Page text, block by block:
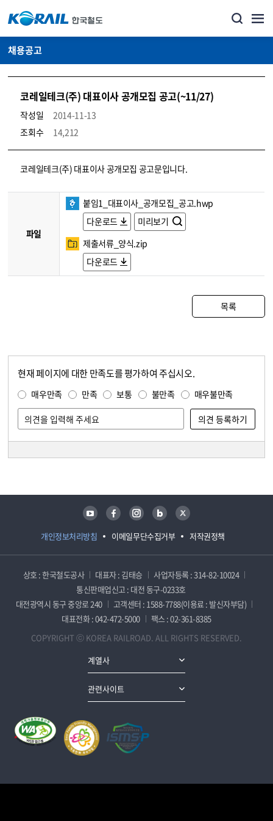
채용공고
코레일테크(주) 대표이사 공개모집 공고(~11/27)
작성일
2014-11-13
조회수
14,212
코레일소개_경영공시_채용공고 상세보기 – 내용, 파일, 담당자 연락처로 구성
코레일테크(주) 대표이사 공개모집 공고문입니다.
파일
붙임1_대표이사_공개모집_공고.hwp
다운로드
미리보기
제출서류_양식.zip
다운로드
목록
현재 페이지에 대한 만족도를 평가하여 주십시오.
매우만족 만족 보통 불만족 매우불만족
개인정보처리방침 이메일무단수집거부 저작권정책
유튜브 페이스북 인스타그램 블로그 트위터
상호 : 한국철도공사 대표자 : 김태승
사업자등록 : 314-82-10024
통신판매업신고 : 대전 동구-0233호
대전광역시 동구 중앙로 240
고객센터 : 1588-7788(이용료 : 발신자부담)
대표전화 : 042-472-5000
팩스 : 02-361-8385
COPYRIGHT ⓒ KOREA RAILROAD. ALL RIGHTS RESERVED.
계열사
관련사이트